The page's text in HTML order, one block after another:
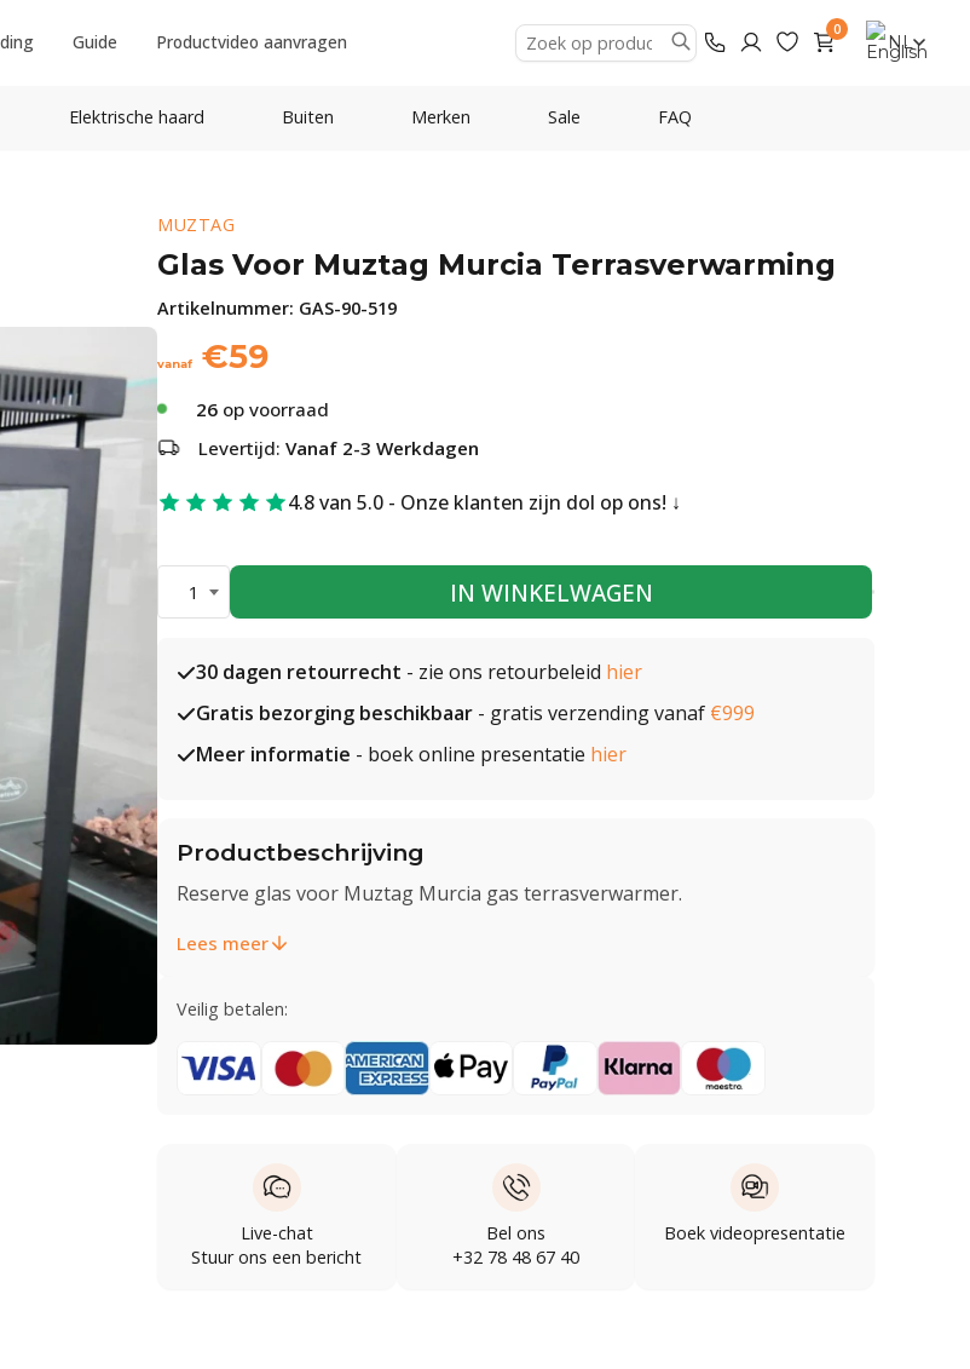
Guide Productvideo aanvragen
0
NL
Elektrische haard Buiten Merken Sale FAQ
MUZTAG
Glas Voor Muztag Murcia Terrasverwarming
Artikelnummer: GAS-90-519
vanaf €59
26 op voorraad
Levertijd: Vanaf 2-3 Werkdagen
4.8 van 5.0 - Onze klanten zijn dol op ons!
1 IN WINKELWAGEN
30 dagen retourrecht - zie ons retourbeleid hier
Gratis bezorging beschikbaar - gratis verzending vanaf €999
Meer informatie - boek online presentatie hier
Productbeschrijving
Reserve glas voor Muztag Murcia gas terrasverwarmer.
Lees meer
Veilig betalen:
Live-chat
Stuur ons een bericht
Bel ons
+32 78 48 67 40
Boek videopresentatie